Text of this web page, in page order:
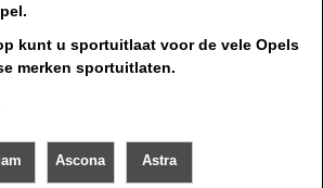
kunt u sportuitlaat voor de vele Opels
merken sportuitlaten.
Ascona Astra